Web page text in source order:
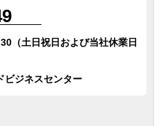
（土日祝日および当社休業日
ビジネスセンター